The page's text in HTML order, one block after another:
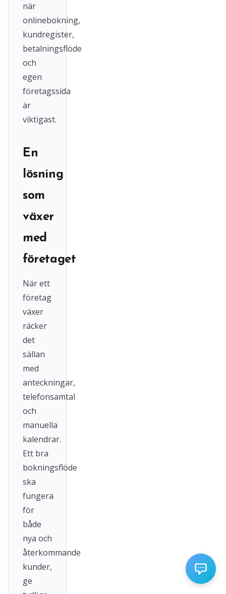
när
onlinebokning,
kundregister,
betalningsflöde
och
egen
företagssida
är
viktigast.
En
lösning
som
växer
med
företaget
När ett
företag
växer
räcker
det
sällan
med
anteckningar,
telefonsamtal
och
manuella
kalendrar.
Ett bra
bokningsflöde
ska
fungera
för
både
nya och
återkommande
kunder,
ge